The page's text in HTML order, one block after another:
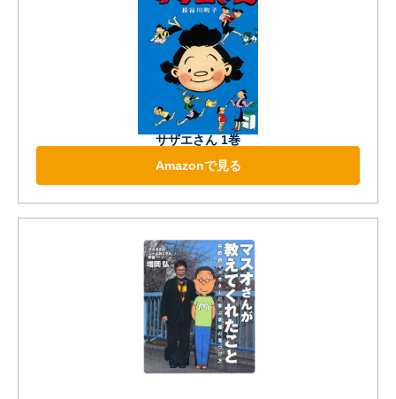
サザエさん 1巻
Amazonで見る